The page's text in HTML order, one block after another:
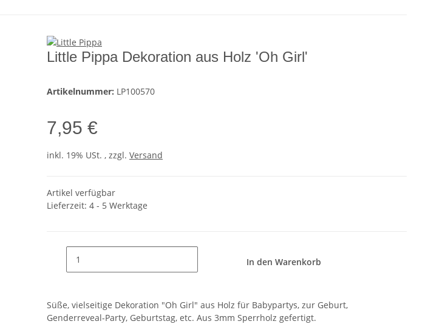
Little Pippa Dekoration aus Holz 'Oh Girl'
Artikelnummer: LP100570
7,95 €
inkl. 19% USt. , zzgl. Versand
Artikel verfügbar
Lieferzeit: 4 - 5 Werktage
In den Warenkorb
Süße, vielseitige Dekoration "Oh Girl" aus Holz für Babypartys, zur Geburt,
Genderreveal-Party, Geburtstag, etc. Aus 3mm Sperrholz gefertigt.